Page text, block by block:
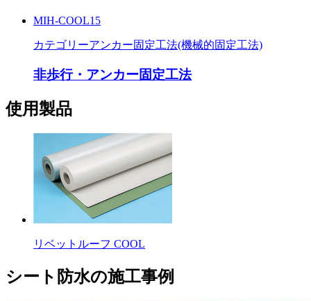
MIH-COOL15
カテゴリーアンカー固定工法(機械的固定工法)
非歩行・アンカー固定工法
使用製品
リベットルーフ COOL
シート防水の施工事例